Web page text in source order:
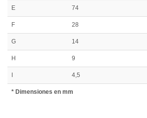
E 74
F 28
G 14
H 9
I 4,5
* Dimensiones en mm